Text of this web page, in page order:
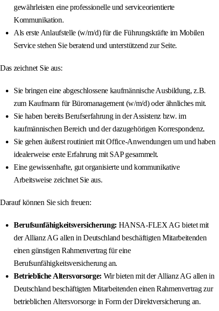
gewährleisten eine professionelle und serviceorientierte
Kommunikation.
Als erste Anlaufstelle (w/m/d) für die Führungskräfte im Mobilen
Service stehen Sie beratend und unterstützend zur Seite.
Das zeichnet Sie aus:
Sie bringen eine abgeschlossene kaufmännische Ausbildung, z.B.
zum Kaufmann für Büromanagement (w/m/d) oder ähnliches mit.
Sie haben bereits Berufserfahrung in der Assistenz bzw. im
kaufmännischen Bereich und der dazugehörigen Korrespondenz.
Sie gehen äußerst routiniert mit Office-Anwendungen um und haben
idealerweise erste Erfahrung mit SAP gesammelt.
Eine gewissenhafte, gut organisierte und kommunikative
Arbeitsweise zeichnet Sie aus.
Darauf können Sie sich freuen:
Berufsunfähigkeitsversicherung: HANSA-FLEX AG bietet mit
der Allianz AG allen in Deutschland beschäftigten Mitarbeitenden
einen günstigen Rahmenvertrag für eine
Berufsunfähigkeitsversicherung an.
Betriebliche Altersvorsorge: Wir bieten mit der Allianz AG allen in
Deutschland beschäftigten Mitarbeitenden einen Rahmenvertrag zur
betrieblichen Altersvorsorge in Form der Direktversicherung an.